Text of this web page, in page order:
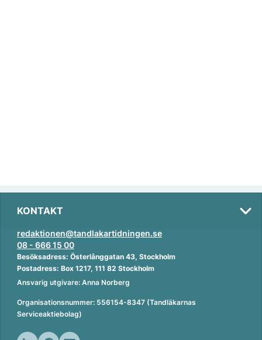
KONTAKT
redaktionen@tandlakartidningen.se
08 - 666 15 00
Besöksadress: Österlånggatan 43, Stockholm
Postadress: Box 1217, 111 82 Stockholm
Ansvarig utgivare: Anna Norberg
Organisationsnummer: 556154-8347 (Tandläkarnas
Serviceaktiebolag)